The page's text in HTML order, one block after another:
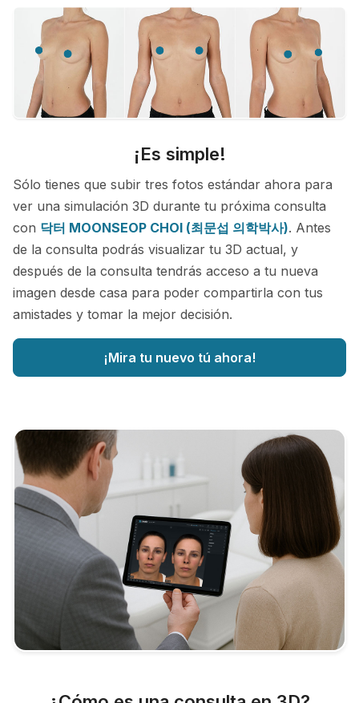
¡Es simple!
Sólo tienes que subir tres fotos estándar ahora para
ver una simulación 3D durante tu próxima consulta
con 닥터 MOONSEOP CHOI (최문섭 의학박사). Antes
de la consulta podrás visualizar tu 3D actual, y
después de la consulta tendrás acceso a tu nueva
imagen desde casa para poder compartirla con tus
amistades y tomar la mejor decisión.
¡Mira tu nuevo tú ahora!